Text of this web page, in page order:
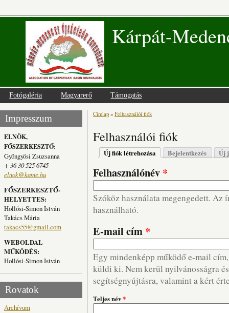
Kárpát-
Fotógaléria Magyarerő Támogatás
Impresszum
ELNÖK,
FŐSZERKESZTŐ:
Gyöngyösi Zsuzsanna
+ 36 30 525 6745
elnok@kame.hu
FŐSZERKESZTŐ-
HELYETTES:
Hollósi-Simon István
Takács Mária
takacs55@gmail.com
WEBOLDAL
MŰKÖDÉS:
Hollósi-Simon István
Rovatok
Archívum
Jelenlegi hely
Címlap » Felhasználói fiók
Felhasználói fiók
Elsődleges fülek
Új fiók létrehozása (aktív fül)
Bejelentkezés Új
Felhasználónév *
Szóköz használata megengedett. Az
használható.
E-mail cím *
Egy mindenképp működő e-mail
küldi ki. Nem kerül nyilvánosságra
segítségnyújtásra, valamint a kért
Teljes név*